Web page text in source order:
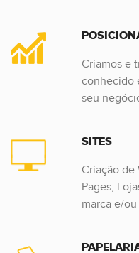
Criamos e
conhecido
seu
SITES
Criação de
Pages,
marca e/